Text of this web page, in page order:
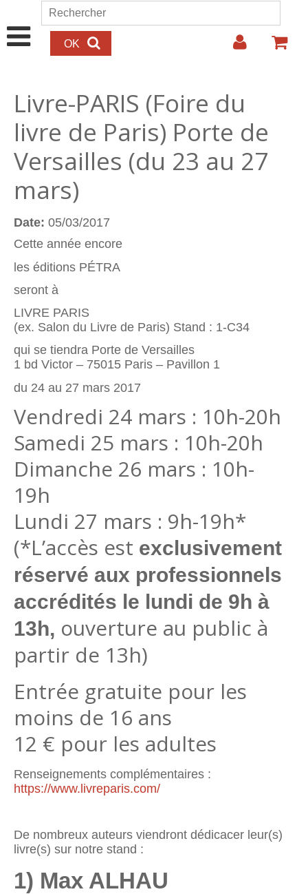
Aller au contenu principal
Formulaire de recherche
Rechercher
Livre-PARIS (Foire du
livre de Paris) Porte de
Versailles (du 23 au 27
mars)
Date: 05/03/2017
Cette année encore
les éditions PÉTRA
seront à
LIVRE PARIS
(ex. Salon du Livre de Paris) Stand : 1-C34
qui se tiendra Porte de Versailles
1 bd Victor – 75015 Paris – Pavillon 1
du 24 au 27 mars 2017
Vendredi 24 mars : 10h-20h
Samedi 25 mars : 10h-20h
Dimanche 26 mars : 10h-
19h
Lundi 27 mars : 9h-19h*
(*L’accès est exclusivement
réservé aux professionnels
accrédités le lundi de 9h à
13h, ouverture au public à
partir de 13h)
Entrée gratuite pour les
moins de 16 ans
12 € pour les adultes
Renseignements complémentaires :
https://www.livreparis.com/
De nombreux auteurs viendront dédicacer leur(s)
livre(s) sur notre stand :
1) Max ALHAU